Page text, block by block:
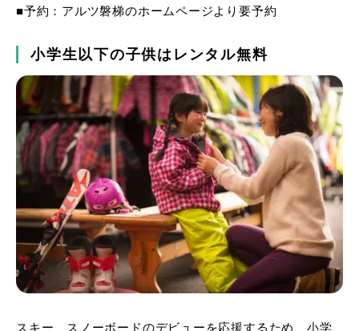
■予約：アルツ磐梯のホームページより要予約
小学生以下の子供はレンタル無料
スキー、スノーボードのデビューを応援するため、小学